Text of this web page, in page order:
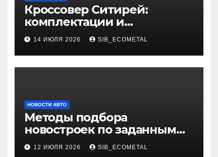
Кроссовер Ситирей:
комплектации и
характеристики
14 ИЮЛЯ 2026 SIB_ECOMETAL
НОВОСТИ АВТО
Методы подбора
новостроек по заданным
критериям
12 ИЮЛЯ 2026 SIB_ECOMETAL